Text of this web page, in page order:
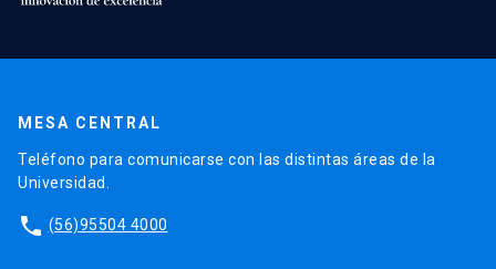
MESA CENTRAL
Teléfono para comunicarse con las distintas áreas de la
Universidad.
phone (56)95504 4000